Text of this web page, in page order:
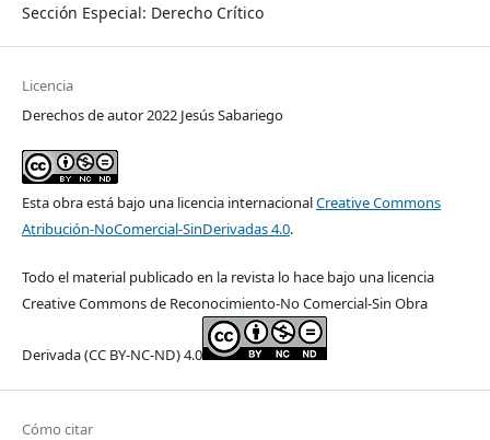
Sección Especial: Derecho Crítico
Licencia
Derechos de autor 2022 Jesús Sabariego
Esta obra está bajo una licencia internacionalCreative Commons
Atribución-NoComercial-SinDerivadas 4.0.
Todo el material publicado en la revista lo hace bajo una licencia
Creative Commons de Reconocimiento-No Comercial-Sin Obra
Derivada (CC BY-NC-ND) 4.0
Cómo citar